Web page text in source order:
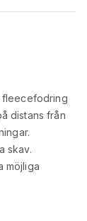
fleecefodring
distans från
skav.
möjliga